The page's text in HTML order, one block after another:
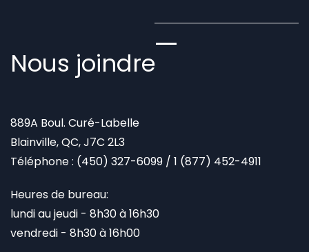
Nous joindre
889A Boul. Curé-Labelle
Blainville, QC, J7C 2L3
Téléphone : (450) 327-6099 / 1 (877) 452-4911
Heures de bureau:
lundi au jeudi - 8h30 à 16h30
vendredi - 8h30 à 16h00